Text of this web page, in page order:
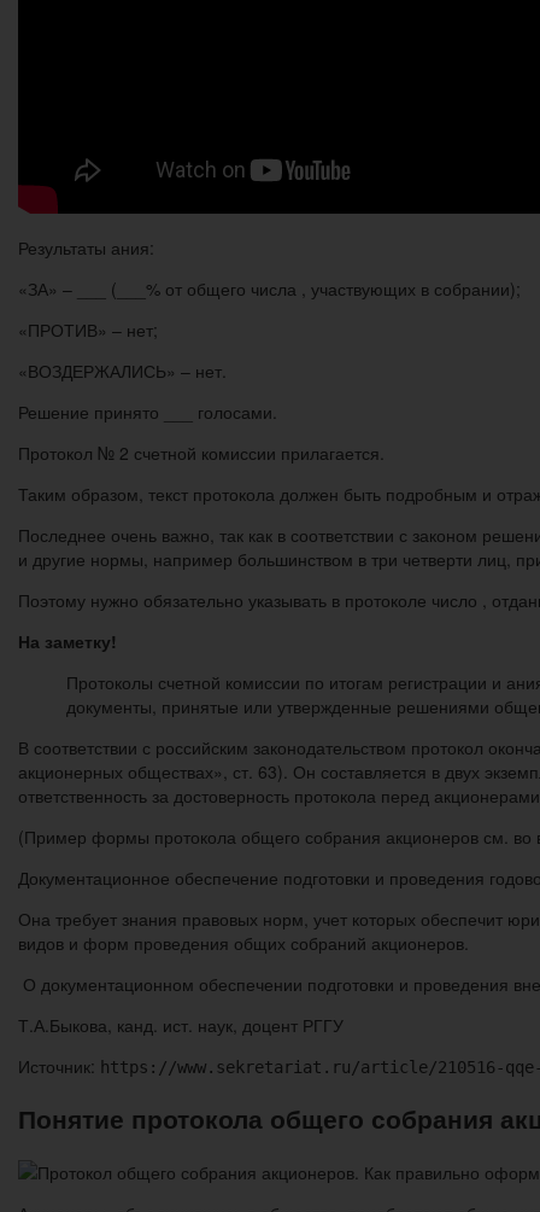
Результаты ания:
«ЗА» – ___ (___% от общего числа , участвующих в собрании);
«ПРОТИВ» – нет;
«ВОЗДЕРЖАЛИСЬ» – нет.
Решение принято ___ голосами.
Протокол № 2 счетной комиссии прилагается.
Таким образом, текст протокола должен быть подробным и
Последнее очень важно, так как в соответствии с законом
и другие нормы, например большинством в три четверти лиц,
Поэтому нужно обязательно указывать в протоколе число ,
На заметку!
Протоколы счетной комиссии по итогам регистрации и
документы, принятые или утвержденные решениями
В соответствии с российским законодательством протокол
акционерных обществах», ст. 63). Он составляется в двух
ответственность за достоверность протокола перед
(Пример формы протокола общего собрания акционеров см. во
Документационное обеспечение подготовки и проведения
Она требует знания правовых норм, учет которых обеспечит
видов и форм проведения общих собраний акционеров.
О документационном обеспечении подготовки и проведения
Т.А.Быкова, канд. ист. наук, доцент РГГУ
Источник: https://www.sekretariat.ru/article/210516-qqe-
Понятие протокола общего собрания